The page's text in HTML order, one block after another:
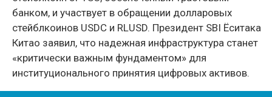
банком, и участвует в обращении долларовых
стейблкоинов USDC и RLUSD. Президент SBI Ёситака
Китао заявил, что надежная инфраструктура станет
«критически важным фундаментом» для
институционального принятия цифровых активов.